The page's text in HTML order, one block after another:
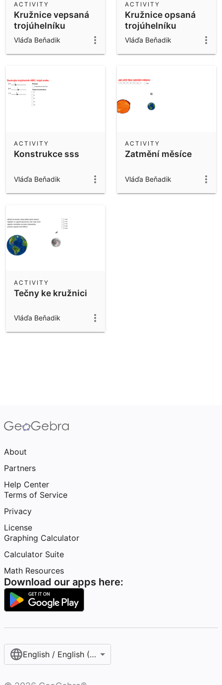
Kružnice vepsaná
trojúhelníku
ACTIVITY
Vláďa Beňadik
Kružnice opsaná
trojúhelníku
ACTIVITY
Vláďa Beňadik
Konstrukce sss
ACTIVITY
Vláďa Beňadik
Zatmění měsíce
ACTIVITY
Vláďa Beňadik
Tečny ke kružnici
ACTIVITY
Vláďa Beňadik
About
Partners
Help Center
Terms of Service
Privacy
License
Graphing Calculator
Calculator Suite
Math Resources
Download our apps here:
English / English (United States)